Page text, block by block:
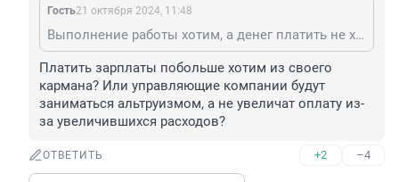
Гость21 октября 2024, 11:48
Выполнение работы хотим, а денег платить не хотим?
Платить зарплаты побольше хотим из своего
кармана? Или управляющие компании будут
заниматься альтруизмом, а не увеличат оплату из-
за увеличившихся расходов?
ОТВЕТИТЬ +2 –4